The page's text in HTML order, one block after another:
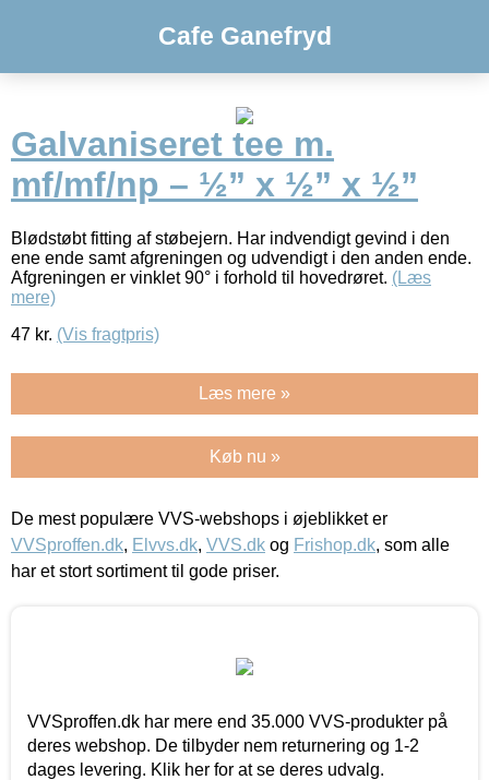
Cafe Ganefryd
Galvaniseret tee m.
mf/mf/np – ½” x ½” x ½”
Blødstøbt fitting af støbejern. Har indvendigt gevind i den
ene ende samt afgreningen og udvendigt i den anden ende.
Afgreningen er vinklet 90° i forhold til hovedrøret. (Læs
mere)
47 kr. (Vis fragtpris)
Læs mere »
Køb nu »
De mest populære VVS-webshops i øjeblikket er
VVSproffen.dk, Elvvs.dk, VVS.dk og Frishop.dk, som alle
har et stort sortiment til gode priser.
VVSproffen.dk har mere end 35.000 VVS-produkter på
deres webshop. De tilbyder nem returnering og 1-2
dages levering. Klik her for at se deres udvalg.